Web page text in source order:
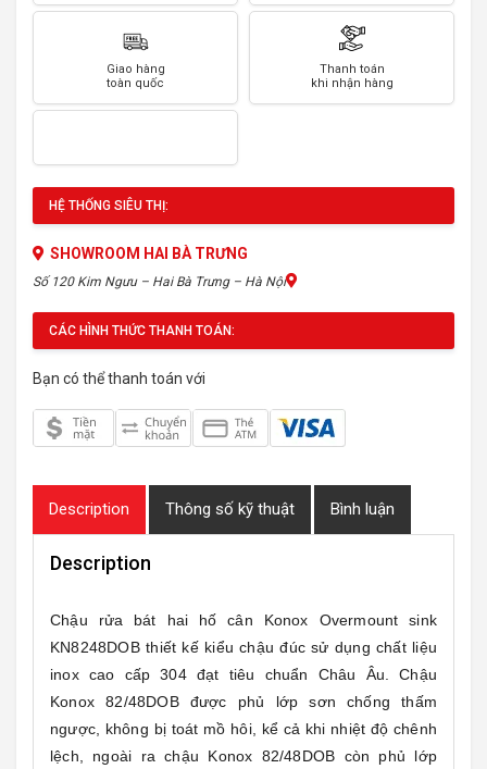
Giao hàng
toàn quốc
Thanh toán
khi nhận hàng
HỆ THỐNG SIÊU THỊ:
SHOWROOM HAI BÀ TRƯNG
Số 120 Kim Ngưu – Hai Bà Trưng – Hà Nội
CÁC HÌNH THỨC THANH TOÁN:
Bạn có thể thanh toán với
Description Thông số kỹ thuật Bình luận
Description
Chậu rửa bát hai hố cân Konox Overmount sink
KN8248DOB thiết kế kiểu chậu đúc sử dụng chất liệu
inox cao cấp 304 đạt tiêu chuẩn Châu Âu. Chậu
Konox 82/48DOB được phủ lớp sơn chống thấm
ngược, không bị toát mồ hôi, kể cả khi nhiệt độ chênh
lệch, ngoài ra chậu Konox 82/48DOB còn phủ lớp